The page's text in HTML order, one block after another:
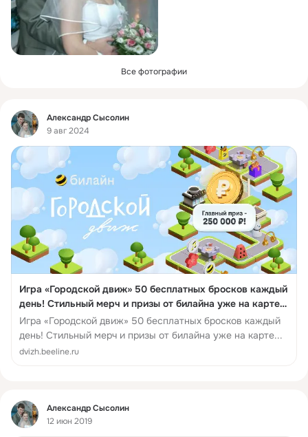
Все фотографии
Фид
Александр Сысолин
9 авг 2024
Игра «Городской движ» 50 бесплатных бросков каждый
день! Стильный мерч и призы от билайна уже на карте.
Дойдите до главного приза в 250 000 рублей.
Игра «Городской движ» 50 бесплатных бросков каждый
день! Стильный мерч и призы от билайна уже на карте...
dvizh.beeline.ru
Фид
Александр Сысолин
12 июн 2019